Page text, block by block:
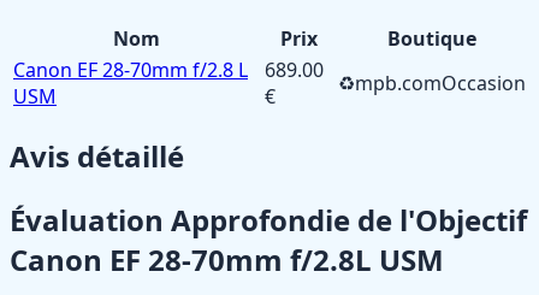
Nom Prix
Boutique
Canon EF 28-70mm f/2.8 L
USM
689.00
€
♻️mpb.comOccasion
Avis détaillé
Évaluation Approfondie de l'Objectif
Canon EF 28-70mm f/2.8L USM